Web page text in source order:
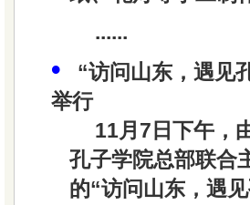
......
•
“访问山东，遇见
举行
11月7日下午，
孔子学院总部联合
的“访问山东，遇